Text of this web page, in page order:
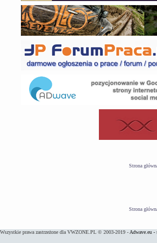
Strona
Strona
Wszystkie prawa zastrzeżone dla VWZONE.PL © 2003-2019 - Adwave.eu -